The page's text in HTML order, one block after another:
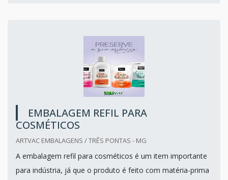
EMBALAGEM REFIL PARA
COSMÉTICOS
ARTVAC EMBALAGENS / TRÊS PONTAS - MG
A embalagem refil para cosméticos é um item importante
para indústria, já que o produto é feito com matéria-prima